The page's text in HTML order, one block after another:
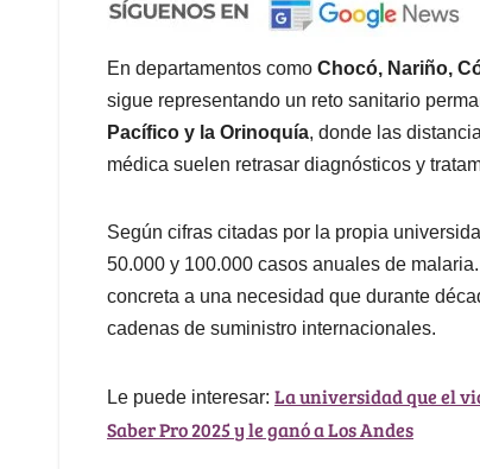
En departamentos como Chocó, Nariño,
sigue representando un reto sanitario
Pacífico y la Orinoquía, donde las
médica suelen retrasar diagnósticos y
Según cifras citadas por la propia
50.000 y 100.000 casos anuales de
concreta a una necesidad que durante
cadenas de suministro internacionales.
Le puede interesar: La universidad que el
Saber Pro 2025 y le ganó a Los Andes